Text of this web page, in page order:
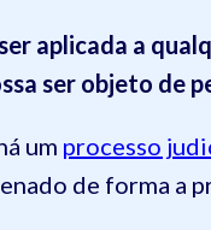
aplicada a
ser objeto de
um processo
de forma a